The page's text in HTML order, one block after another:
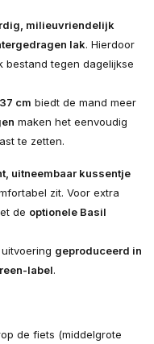
milieuvriendelijk
lak. Hierdoor
bestand tegen dagelijkse
cm biedt de mand meer
maken het eenvoudig
te zetten.
uitneembaar kussentje
zit. Voor extra
de optionele Basil
geproduceerd in
label.
de fiets (middelgrote